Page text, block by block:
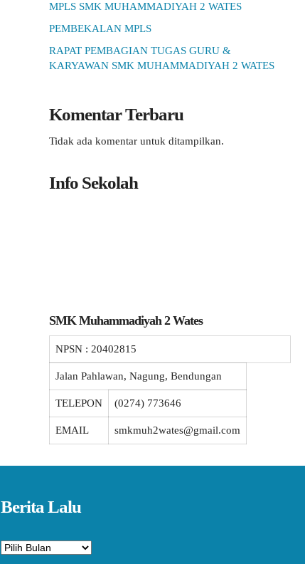
MPLS SMK MUHAMMADIYAH 2 WATES
PEMBEKALAN MPLS
RAPAT PEMBAGIAN TUGAS GURU &
KARYAWAN SMK MUHAMMADIYAH 2 WATES
Komentar Terbaru
Tidak ada komentar untuk ditampilkan.
Info Sekolah
SMK Muhammadiyah 2 Wates
NPSN : 20402815
Jalan Pahlawan, Nagung, Bendungan
TELEPON (0274) 773646
EMAIL smkmuh2wates@gmail.com
Berita Lalu
Arsip